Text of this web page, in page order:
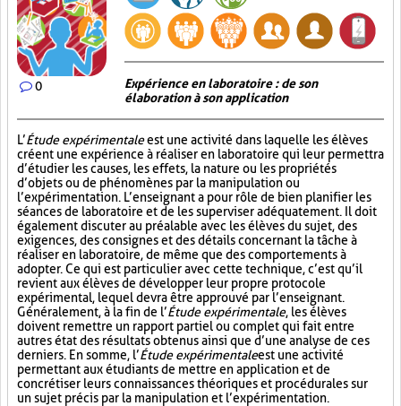
0
Expérience en laboratoire : de son
élaboration à son application
L’Étude expérimentaleest une activité dans laquelle les élèves
créent une expérience à réaliser en laboratoire qui leur permettra
d’étudier les causes, les effets, la nature ou les propriétés
d’objets ou de phénomènes par la manipulation ou
l’expérimentation. L’enseignant a pour rôle de bien planifier les
séances de laboratoire et de les superviser adéquatement. Il doit
également discuter au préalable avec les élèves du sujet, des
exigences, des consignes et des détails concernant la tâche à
réaliser en laboratoire, de même que des comportements à
adopter. Ce qui est particulier avec cette technique, c’est qu’il
revient aux élèves de développer leur propre protocole
expérimental, lequel devra être approuvé par l’enseignant.
Généralement, à la fin de l’Étude expérimentale, les élèves
doivent remettre un rapport partiel ou complet qui fait entre
autres état des résultats obtenus ainsi que d’une analyse de ces
derniers. En somme, l’Étude expérimentaleest une activité
permettant aux étudiants de mettre en application et de
concrétiser leurs connaissances théoriques et procédurales sur
un sujet précis par la manipulation et l’expérimentation.